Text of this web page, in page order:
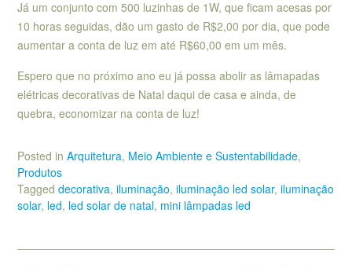
Já um conjunto com 500 luzinhas de 1W, que ficam acesas por
10 horas seguidas, dão um gasto de R$2,00 por dia, que pode
aumentar a conta de luz em até R$60,00 em um mês.
Espero que no próximo ano eu já possa abolir as lâmapadas
elétricas decorativas de Natal daqui de casa e ainda, de
quebra, economizar na conta de luz!
Posted in Arquitetura, Meio Ambiente e Sustentabilidade,
Produtos
Tagged decorativa, iluminação, iluminação led solar, iluminação
solar, led, led solar de natal, mini lâmpadas led